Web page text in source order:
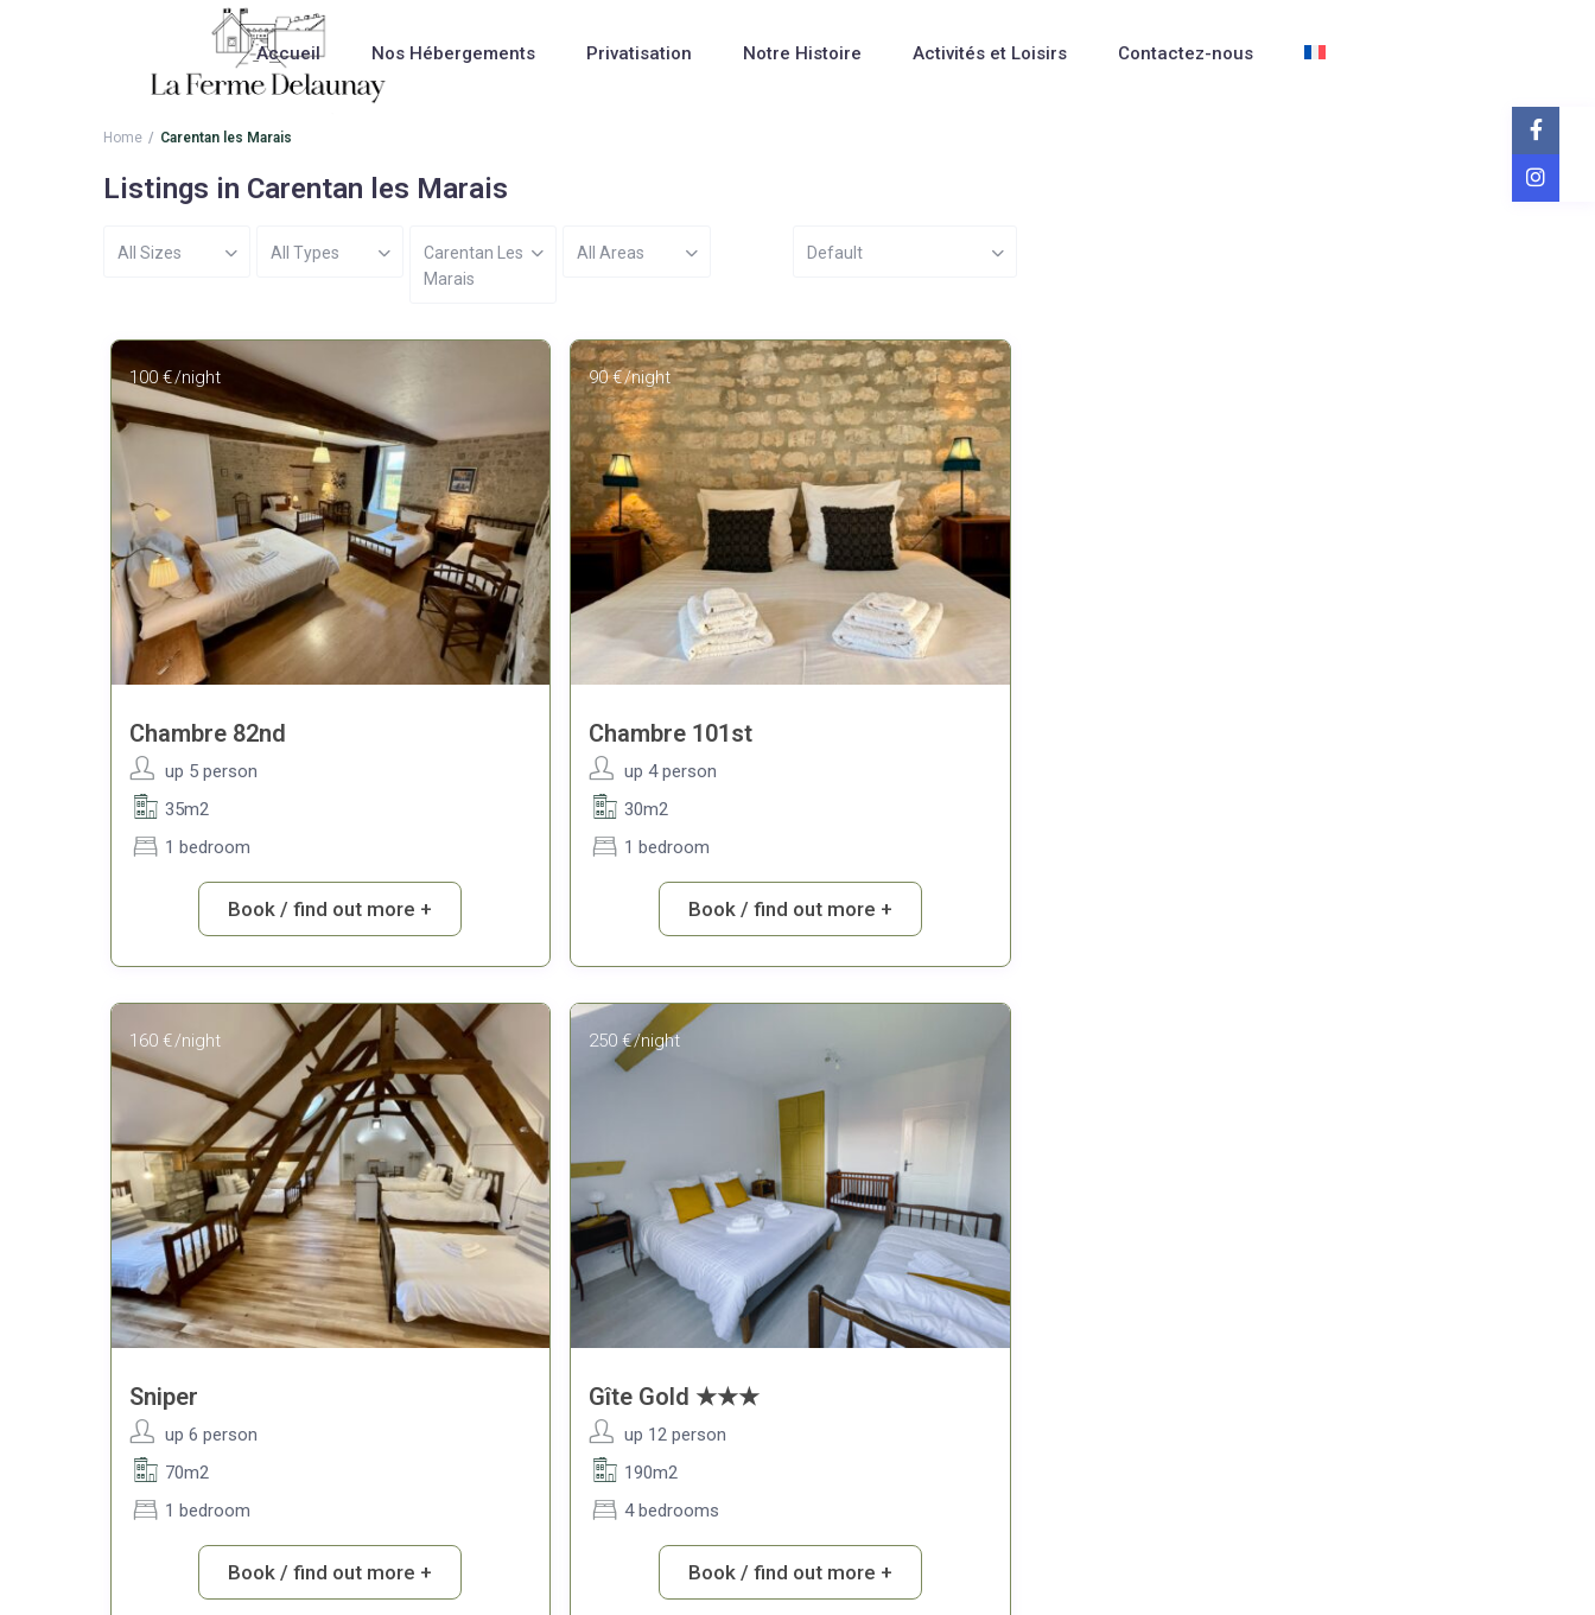
Accueil Nos Hébergements Privatisation Notre Histoire Activités et Loisirs Contactez-nous
Guests
Home Carentan les Marais
Listings in Carentan les Marais
All Sizes All Types
Carentan Les
Marais
All Areas Default
100 €/night
Chambre 82nd
up 5 person
35m2
1 bedroom
Book / find out more +
90 €/night
Chambre 101st
up 4 person
30m2
1 bedroom
Book / find out more +
160 €/night
Sniper
up 6 person
70m2
1 bedroom
Book / find out more +
250 €/night
Gîte Gold ★★★
up 12 person
190m2
4 bedrooms
Book / find out more +